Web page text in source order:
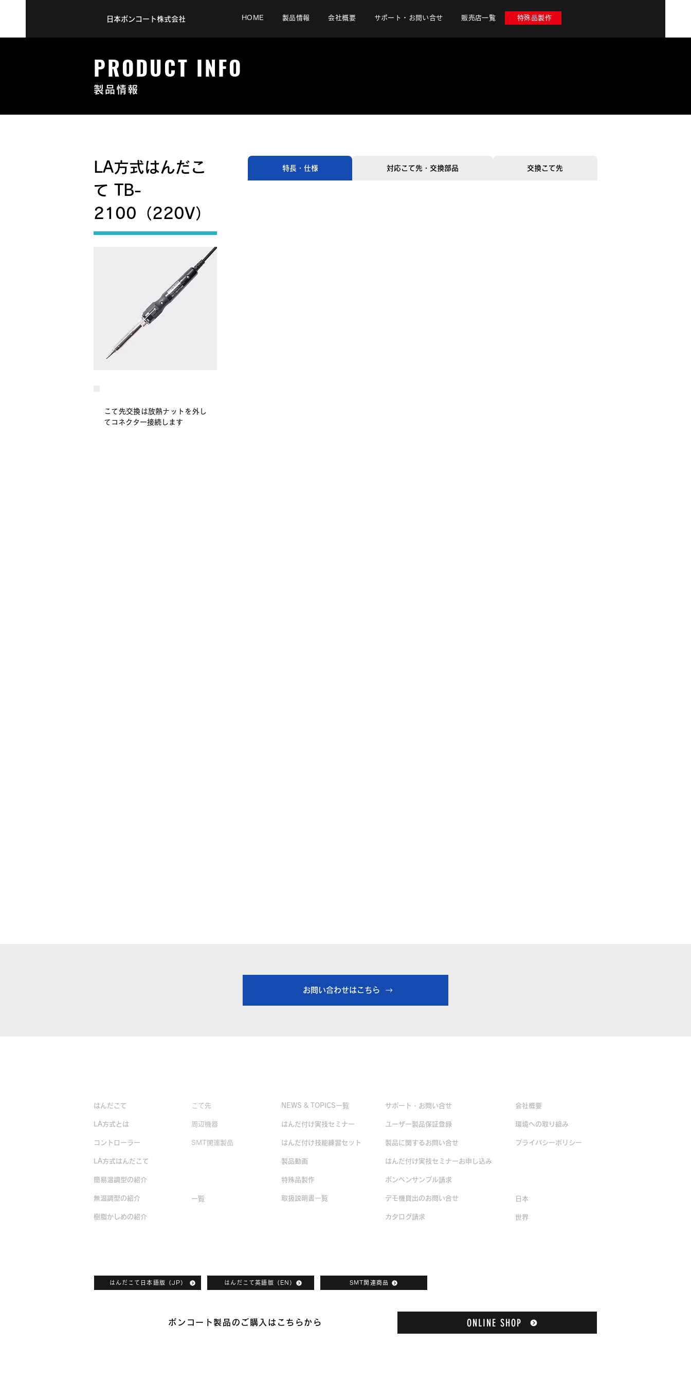
日本ボンコート株式会社 HOME 製品情報 会社概要 サポート・お問い合せ 販売店一覧 特殊品製作
PRODUCT INFO
製品情報
LA方式はんだこ
て TB-
2100（220V）
こて先交換は放熱ナットを外し
てコネクター接続します
特長・仕様 対応こて先・交換部品 交換こて先
お問い合わせはこちら
はんだこて
LA方式とは
コントローラー
LA方式はんだこて
簡易温調型の紹介
無温調型の紹介
樹脂かしめの紹介
こて先
周辺機器
SMT関連製品
一覧
NEWS & TOPICS一覧
はんだ付け実技セミナー
はんだ付け技能練習セット
製品動画
特殊品製作
取扱説明書一覧
サポート・お問い合せ
ユーザー製品保証登録
製品に関するお問い合せ
はんだ付け実技セミナーお申し込み
ボンペンサンプル請求
デモ機貸出のお問い合せ
カタログ請求
会社概要
環境への取り組み
​プライバシーポリシー
日本
​世界
はんだこて日本語版（JP） はんだこて英語版（EN） SMT関連商品
ボンコート製品のご購入はこちらから ONLINE SHOP